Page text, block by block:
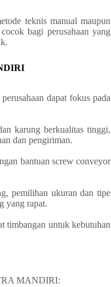
teknis manual maupun
bagi perusahaan yang
dapat fokus pada
karung berkualitas tinggi,
dan pengiriman.
bantuan screw conveyor
pemilihan ukuran dan tipe
yang rapat.
timbangan untuk kebutuhan
MANDIRI: